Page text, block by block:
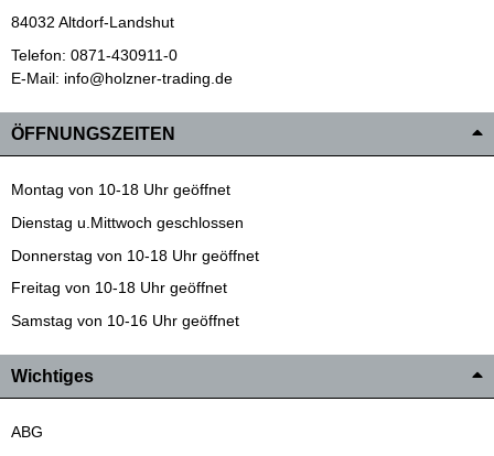
84032 Altdorf-Landshut
Telefon: 0871-430911-0
E-Mail: info@holzner-trading.de
ÖFFNUNGSZEITEN
Montag von 10-18 Uhr geöffnet
Dienstag u.Mittwoch geschlossen
Donnerstag von 10-18 Uhr geöffnet
Freitag von 10-18 Uhr geöffnet
Samstag von 10-16 Uhr geöffnet
Wichtiges
ABG